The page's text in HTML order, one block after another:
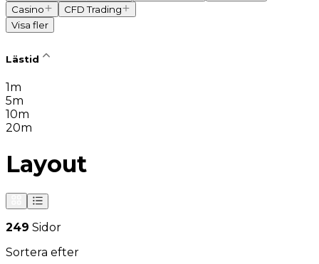
Casino
CFD Trading
Visa fler
Lästid
1m
5m
10m
20m
Layout
249 Sidor
Sortera efter